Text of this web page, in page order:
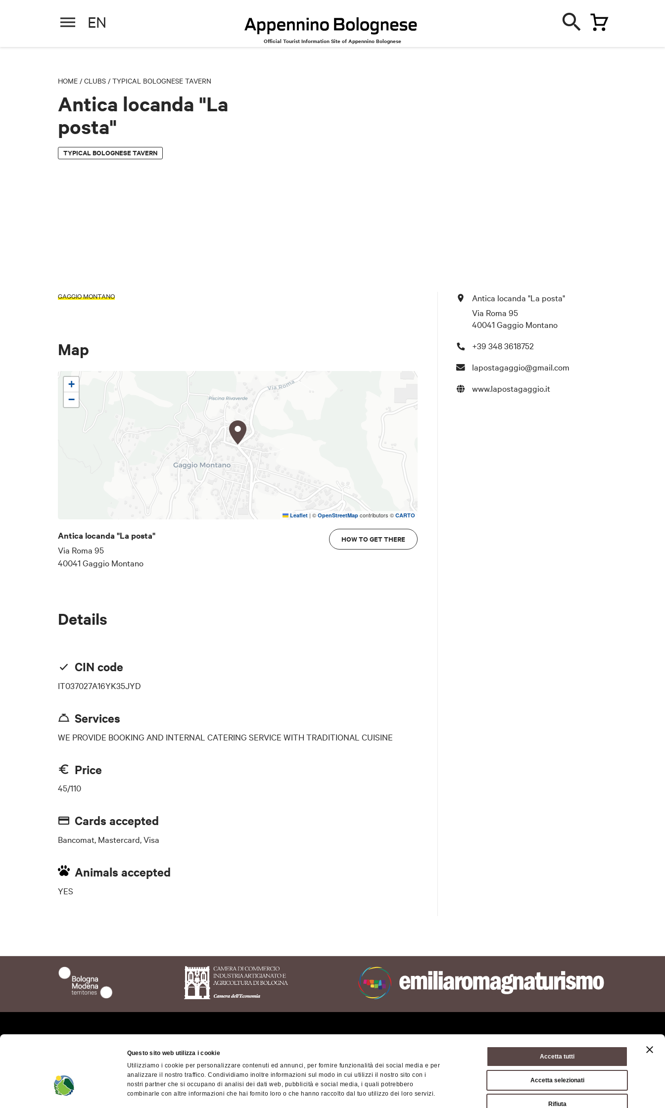
Questo sito web utilizza i cookie
Utilizziamo i cookie per personalizzare contenuti ed annunci, per fornire funzionalità dei social media e per
analizzare il nostro traffico. Condividiamo inoltre informazioni sul modo in cui utilizzi il nostro sito con i
nostri partner che si occupano di analisi dei dati web, pubblicità e social media, i quali potrebbero
combinarle con altre informazioni che hai fornito loro o che hanno raccolto dal tuo utilizzo dei loro servizi.
Accetta tutti
Accetta selezionati
Rifiuta
EN
Official Tourist Information Site of Appennino Bolognese
HOME / CLUBS / TYPICAL BOLOGNESE TAVERN
Antica locanda "La
posta"
TYPICAL BOLOGNESE TAVERN
GAGGIO MONTANO
Map
+
−
Leaflet | © OpenStreetMapcontributors © CARTO
Antica locanda "La posta"
Via Roma 95
40041 Gaggio Montano
HOW TO GET THERE
Details
CIN code
IT037027A16YK35JYD
Services
WE PROVIDE BOOKING AND INTERNAL CATERING SERVICE WITH TRADITIONAL CUISINE
Price
45/110
Cards accepted
Bancomat, Mastercard, Visa
Animals accepted
YES
Antica locanda "La posta"
Via Roma 95
40041 Gaggio Montano
+39 348 3618752
lapostagaggio@gmail.com
www.lapostagaggio.it
Getting here
Contacts
Bolognese area
Bologna-Modena Tourist
Territory
Privacy policy Terms of purchase
© Città metropolitana di Bologna, Via Zamboni, 13 40126 Bologna - VAT/Tax code